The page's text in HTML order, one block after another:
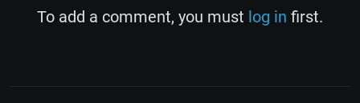
To add a comment, you must log in first.